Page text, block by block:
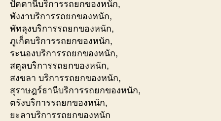
ปัตตานีบริการรถยกของหนัก,
พังงาบริการรถยกของหนัก,
พัทลุงบริการรถยกของหนัก,
ภูเก็ตบริการรถยกของหนัก,
ระนองบริการรถยกของหนัก,
สตูลบริการรถยกของหนัก,
สงขลา บริการรถยกของหนัก,
สุราษฎร์ธานีบริการรถยกของหนัก,
ตรังบริการรถยกของหนัก,
ยะลาบริการรถยกของหนัก